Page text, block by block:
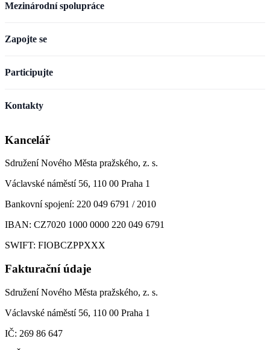
Mezinárodní spolupráce
Zapojte se
Participujte
Kontakty
Kancelář
Sdružení Nového Města pražského, z. s.
Václavské náměstí 56, 110 00 Praha 1
Bankovní spojení: 220 049 6791 / 2010
IBAN: CZ7020 1000 0000 220 049 6791
SWIFT: FIOBCZPPXXX
Fakturační údaje
Sdružení Nového Města pražského, z. s.
Václavské náměstí 56, 110 00 Praha 1
IČ: 269 86 647